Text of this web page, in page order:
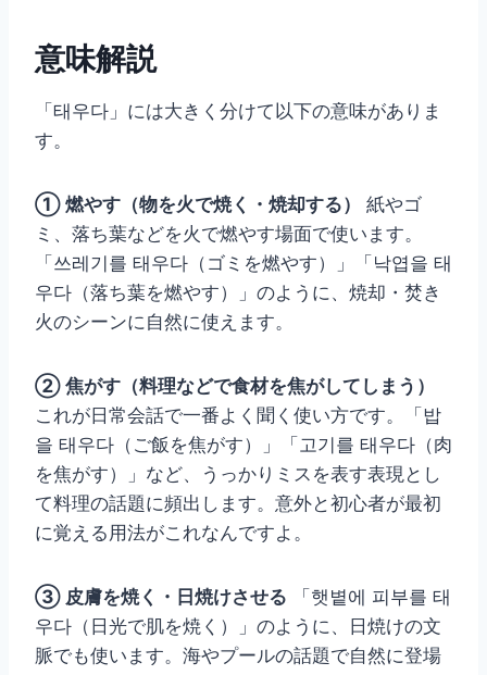
意味解説
「태우다」には大きく分けて以下の意味がありま
す。
① 燃やす（物を火で焼く・焼却する）
紙やゴ
ミ、落ち葉などを火で燃やす場面で使います。
「쓰레기를 태우다（ゴミを燃やす）」「낙엽을 태
우다（落ち葉を燃やす）」のように、焼却・焚き
火のシーンに自然に使えます。
② 焦がす（料理などで食材を焦がしてしまう）
これが日常会話で一番よく聞く使い方です。「밥
을 태우다（ご飯を焦がす）」「고기를 태우다（肉
を焦がす）」など、うっかりミスを表す表現とし
て料理の話題に頻出します。意外と初心者が最初
に覚える用法がこれなんですよ。
③ 皮膚を焼く・日焼けさせる 「햇볕에 피부를 태
우다（日光で肌を焼く）」のように、日焼けの文
脈でも使います。海やプールの話題で自然に登場